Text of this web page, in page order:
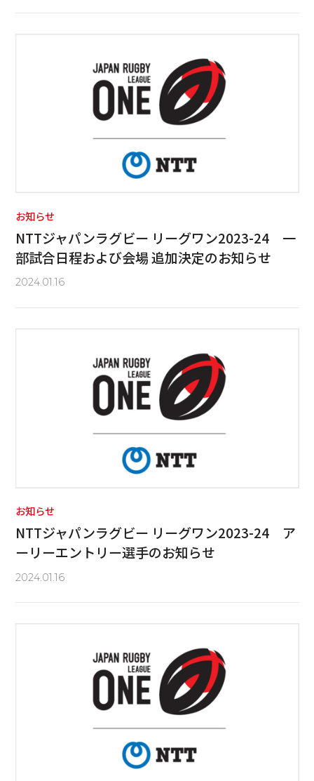
お知らせ
NTTジャパンラグビー リーグワン2023-24 一
部試合日程および会場 追加決定のお知らせ
2024.01.16
お知らせ
NTTジャパンラグビー リーグワン2023-24 ア
ーリーエントリー選手のお知らせ
2024.01.16